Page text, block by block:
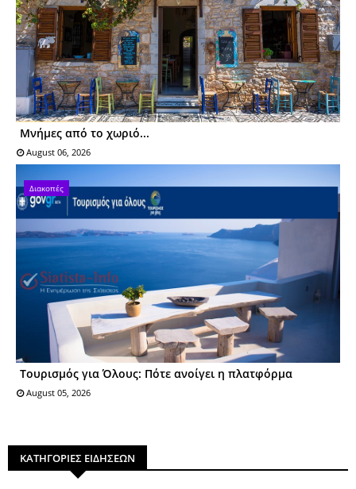
Μνήμες από το χωριό...
August 06, 2026
Διακοπές
Τουρισμός για Όλους: Πότε ανοίγει η πλατφόρμα
August 05, 2026
ΚΑΤΗΓΟΡΙΕΣ ΕΙΔΗΣΕΩΝ